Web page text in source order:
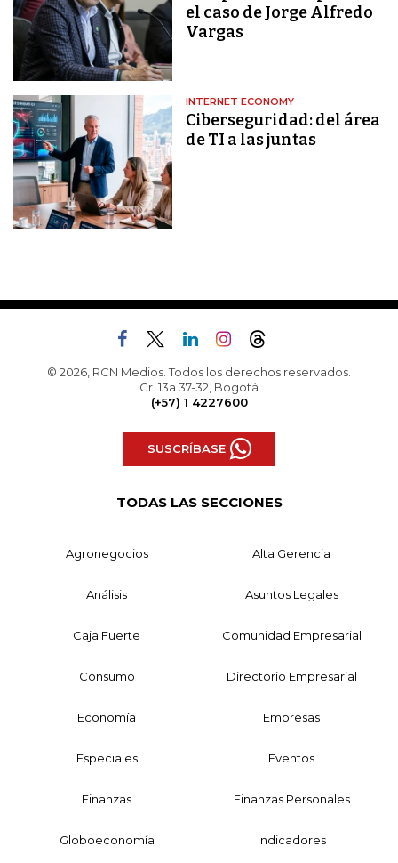
el caso de Jorge Alfredo
Vargas
INTERNET ECONOMY
Ciberseguridad: del área
de TI a las juntas
© 2026, RCN Medios. Todos los derechos reservados.
Cr. 13a 37-32, Bogotá
(+57) 1 4227600
SUSCRÍBASE
TODAS LAS SECCIONES
Agronegocios Alta Gerencia
Análisis Asuntos Legales
Caja Fuerte Comunidad Empresarial
Consumo Directorio Empresarial
Economía Empresas
Especiales Eventos
Finanzas Finanzas Personales
Globoeconomía Indicadores